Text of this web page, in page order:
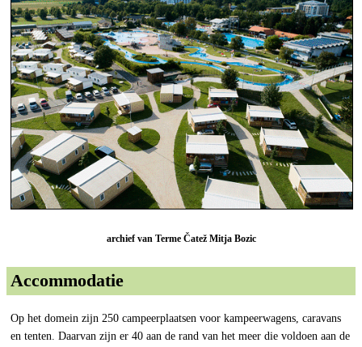
archief van Terme Čatež Mitja Bozic
Accommodatie
Op het domein zijn 250 campeerplaatsen voor kampeerwagens, caravans
en tenten. Daarvan zijn er 40 aan de rand van het meer die voldoen aan de